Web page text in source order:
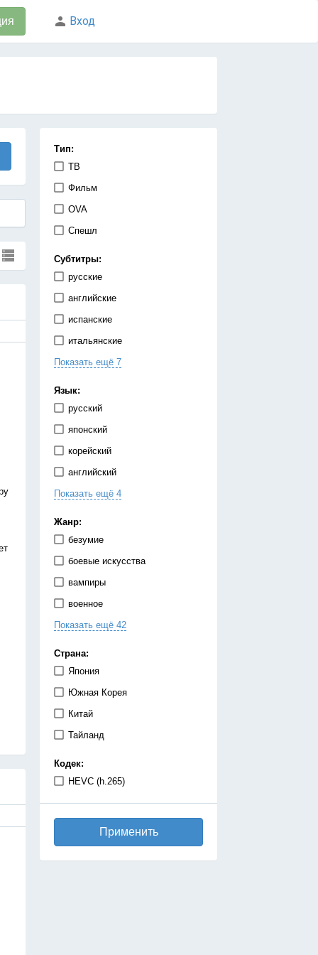
Вход
Тип:
ТВ
Фильм
OVA
Спешл
Субтитры:
русские
английские
испанские
итальянские
китайские
немецкие
португальские
тайские
французские
японские
Показать ещё 7
Язык:
русский
японский
корейский
английский
испанский
немецкий
украинский
Показать ещё 4
Жанр:
безумие
боевые искусства
вампиры
военное
гарем
детектив
дзёсей
драма
игры
киберпанк
комедия
космос
Показать ещё 42
Страна:
Япония
Южная Корея
Китай
Тайланд
Кодек:
HEVC (h.265)
Применить